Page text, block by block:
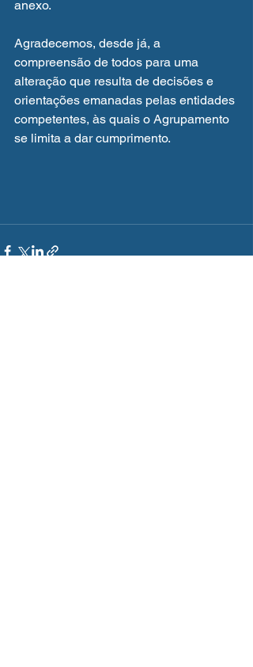
anexo.
Agradecemos, desde já, a
compreensão de todos para uma
alteração que resulta de decisões e
orientações emanadas pelas entidades
competentes, às quais o Agrupamento
se limita a dar cumprimento.